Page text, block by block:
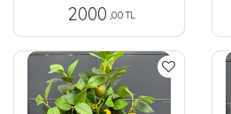
2000 ,00 TL